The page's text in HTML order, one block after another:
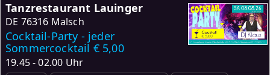
Tanzrestaurant Lauinger
DE 76316 Malsch
Cocktail-Party - jeder
Sommercocktail € 5,00
19.45 - 02.00 Uhr